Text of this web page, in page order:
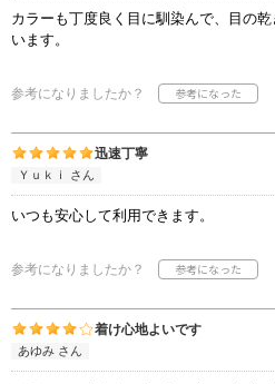
カラーも丁度良く目に馴染んで、目の
います。
参考になりましたか？
迅速丁寧
Ｙｕｋｉ さん
いつも安心して利用できます。
参考になりましたか？
着け心地よいです
あゆみ さん